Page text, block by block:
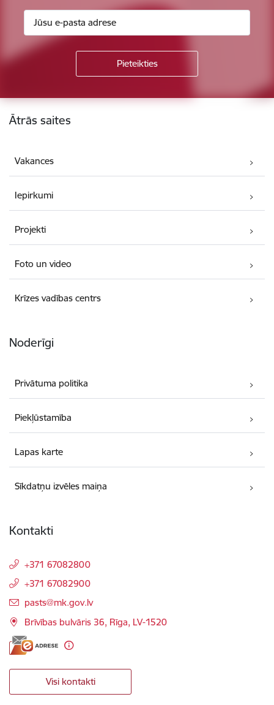
Kājene
Ātrās saites
Vakances
Iepirkumi
Projekti
Foto un video
Krīzes vadības centrs
Noderīgi
Privātuma politika
Piekļūstamība
Lapas karte
Sīkdatņu izvēles maiņa
Kontakti
+371 67082800
+371 67082900
E-pasts:
pasts@mk.gov.lv
Brīvības bulvāris 36, Rīga, LV-1520
Visi kontakti